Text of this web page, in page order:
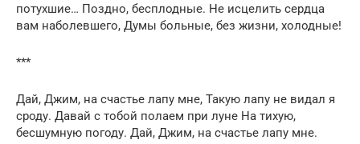
потухшие… Поздно, бесплодные. Не исцелить сердца
вам наболевшего, Думы больные, без жизни, холодные!
***
Дай, Джим, на счастье лапу мне, Такую лапу не видал я
сроду. Давай с тобой полаем при луне На тихую,
бесшумную погоду. Дай, Джим, на счастье лапу мне.